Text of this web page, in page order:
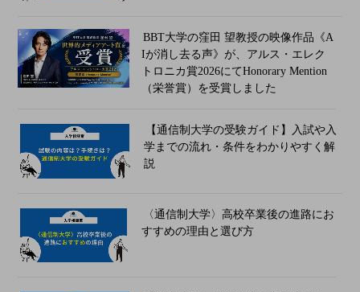
BBT大学の窪田 望教授の映像作品《A
Iが消し去る声》が、アルス・エレク
トロニカ賞2026にてHonorary Mention
（栄誉賞）を受賞しました
【通信制大学の受験ガイド】入試や入
学までの流れ・条件をわかりやすく解
説
〈通信制大学〉高校卒業後の進路にお
すすめの理由と選び方